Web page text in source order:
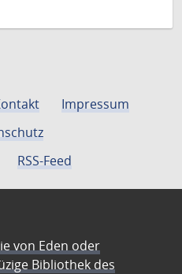
Impressum
RSS-Feed
von Eden oder
Bibliothek des